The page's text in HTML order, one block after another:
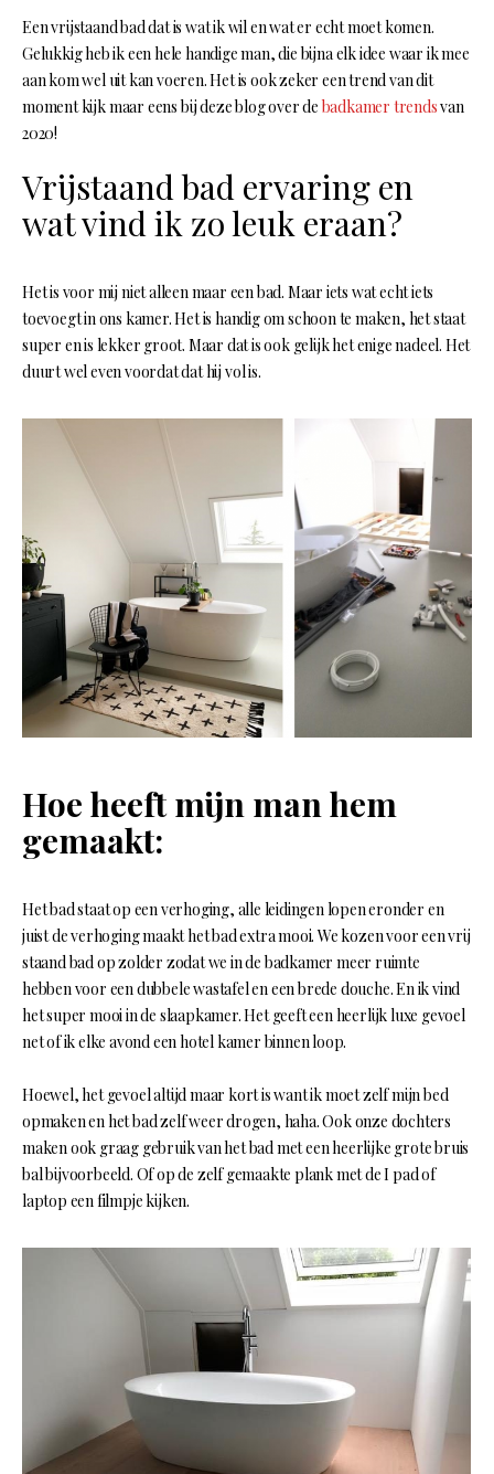
Een vrijstaand bad dat is wat ik wil en wat er echt moet komen.
Gelukkig heb ik een hele handige man, die bijna elk idee waar ik mee
aan kom wel uit kan voeren. Het is ook zeker een trend van dit
moment kijk maar eens bij deze blog over de badkamer trendsvan
2020!
Vrijstaand bad ervaring en
wat vind ik zo leuk eraan?
Het is voor mij niet alleen maar een bad. Maar iets wat echt iets
toevoegt in ons kamer. Het is handig om schoon te maken, het staat
super en is lekker groot. Maar dat is ook gelijk het enige nadeel. Het
duurt wel even voordat dat hij vol is.
Hoe heeft mijn man hem
gemaakt:
Het bad staat op een verhoging, alle leidingen lopen eronder en
juist de verhoging maakt het bad extra mooi. We kozen voor een vrij
staand bad op zolder zodat we in de badkamer meer ruimte
hebben voor een dubbele wastafel en een brede douche. En ik vind
het super mooi in de slaapkamer. Het geeft een heerlijk luxe gevoel
net of ik elke avond een hotel kamer binnen loop.
Hoewel, het gevoel altijd maar kort is want ik moet zelf mijn bed
opmaken en het bad zelf weer drogen, haha. Ook onze dochters
maken ook graag gebruik van het bad met een heerlijke grote bruis
bal bijvoorbeeld. Of op de zelf gemaakte plank met de I pad of
laptop een filmpje kijken.